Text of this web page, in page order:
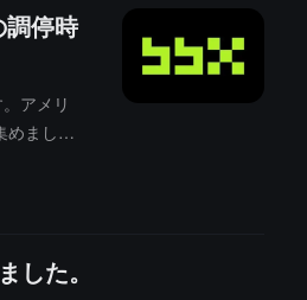
停時
アメリ
めまし
した。